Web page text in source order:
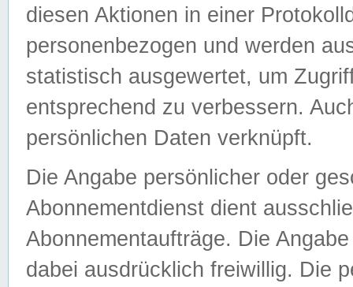
diesen Aktionen in einer
personenbezogen und werden
statistisch ausgewertet, um
entsprechend zu verbessern.
persönlichen Daten verknüpft.
Die Angabe persönlicher oder
Abonnementdienst dient
Abonnementaufträge. Die
dabei ausdrücklich freiwillig. Die